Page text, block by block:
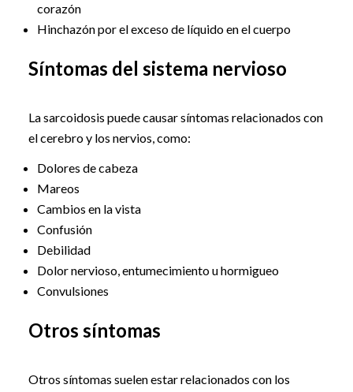
corazón
Hinchazón por el exceso de líquido en el cuerpo
Síntomas del sistema nervioso
La sarcoidosis puede causar síntomas relacionados con
el cerebro y los nervios, como:
Dolores de cabeza
Mareos
Cambios en la vista
Confusión
Debilidad
Dolor nervioso, entumecimiento u hormigueo
Convulsiones
Otros síntomas
Otros síntomas suelen estar relacionados con los